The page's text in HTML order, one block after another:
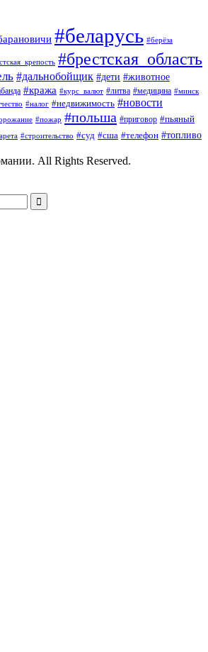
#беларусь #берёза
#брестская_область
#дальнобойщик #дети #животное
#кража #курс_валют #литва #медицина #минск
#налог #недвижимость #новости
#пожар #польша #приговор #пьяный
#строительство #суд #сша #телефон #топливо
All Rights Reserved.